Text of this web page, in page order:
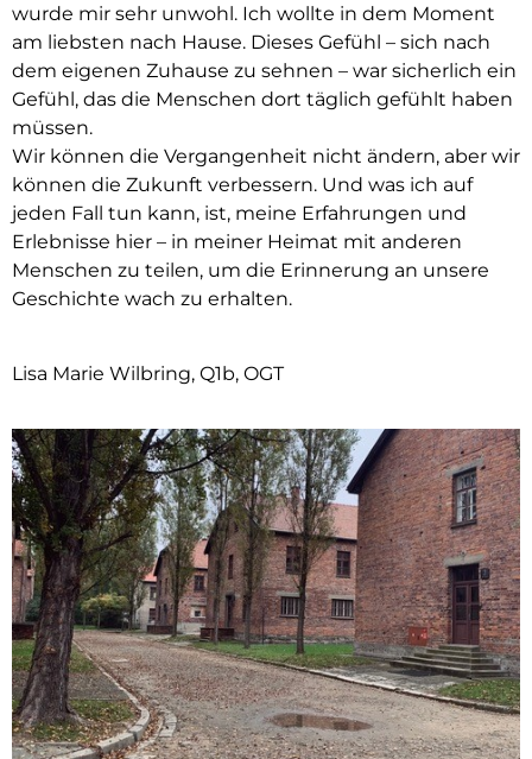
wurde mir sehr unwohl. Ich wollte in dem Moment
am liebsten nach Hause. Dieses Gefühl – sich nach
dem eigenen Zuhause zu sehnen – war sicherlich ein
Gefühl, das die Menschen dort täglich gefühlt haben
müssen.
Wir können die Vergangenheit nicht ändern, aber wir
können die Zukunft verbessern. Und was ich auf
jeden Fall tun kann, ist, meine Erfahrungen und
Erlebnisse hier – in meiner Heimat mit anderen
Menschen zu teilen, um die Erinnerung an unsere
Geschichte wach zu erhalten.
Lisa Marie Wilbring, Q1b, OGT